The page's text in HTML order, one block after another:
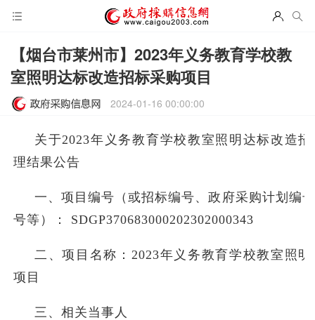
【烟台市莱州市】2023年义务教育学校教
室照明达标改造招标采购项目
2024-01-16 00:00:00
关于2023年义务教育学校教室照明达标改造
理结果公告
一、项目编号（或招标编号、政府采购计划编
号等）： SDGP370683000202302000343
二、项目名称：2023年义务教育学校教室照
项目
三、相关当事人